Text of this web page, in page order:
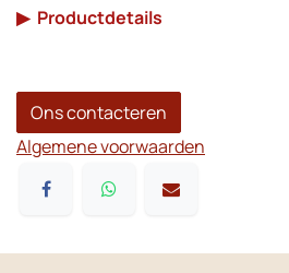
▶ Productdetails
Ons contacteren
Algemene voorwaarden